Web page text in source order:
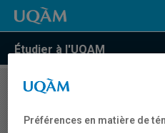
Étudier à l'UQAM
COURS//
Préférences en matière de